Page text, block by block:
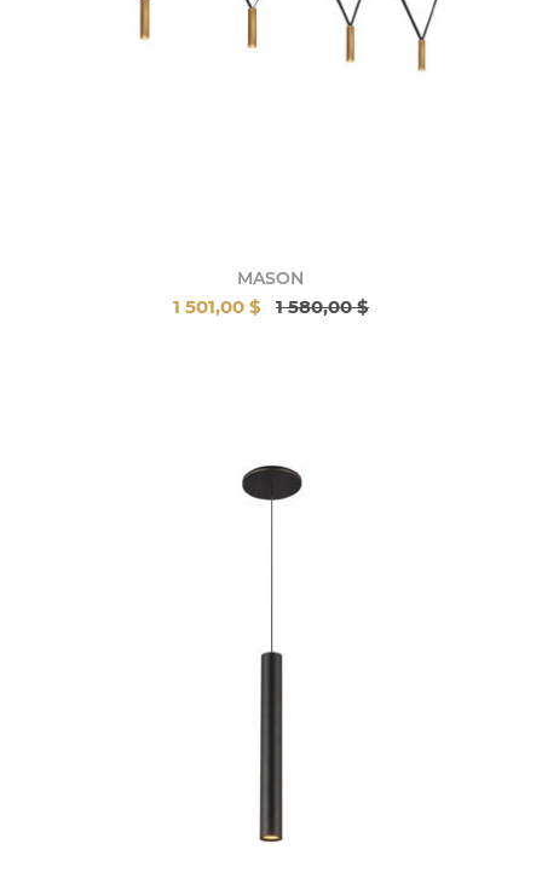
MASON
1 501,00 $ 1 580,00 $